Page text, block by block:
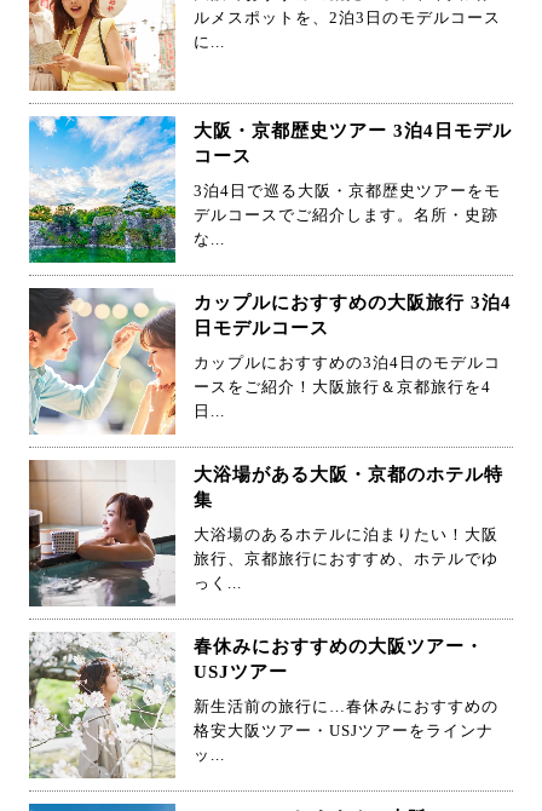
ルメスポットを、2泊3日のモデルコース
に...
大阪・京都歴史ツアー 3泊4日モデル
コース
3泊4日で巡る大阪・京都歴史ツアーをモ
デルコースでご紹介します。名所・史跡
な...
カップルにおすすめの大阪旅行 3泊4
日モデルコース
カップルにおすすめの3泊4日のモデルコ
ースをご紹介！大阪旅行＆京都旅行を4
日...
大浴場がある大阪・京都のホテル特
集
大浴場のあるホテルに泊まりたい！大阪
旅行、京都旅行におすすめ、ホテルでゆ
っく...
春休みにおすすめの大阪ツアー・
USJツアー
新生活前の旅行に…春休みにおすすめの
格安大阪ツアー・USJツアーをラインナ
ッ...